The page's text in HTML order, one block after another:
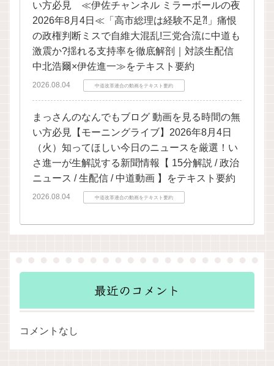
い方必見 ≪伊佐チャンネル ミラーボールの夜
2026年8月4日≪「高市総理は経験不足⁈」痛恨
の政権判断ミスで自維大混乱!三党合流に中道も
激震か?揺れる支持率を徹底解剖｜対談生配信
中北浩爾×伊佐進一≫をテキスト要約
2026.08.04 中道改革連合の動画をテキスト要約
まっさんのなんでもブログ 動画を見る時間の無
い方必見【モーニングライブ】2026年8月4日
（火）知ってほしい今日のニュースを厳選！い
さ進一が生解説する新聞情報【 15分解説 / 政治
ニュース / 生配信 / 中道動画 】をテキスト要約
2026.08.04 中道改革連合の動画をテキスト要約
最近のコメント
コメントなし